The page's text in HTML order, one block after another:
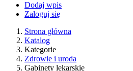
Dodaj wpis
Zaloguj się
Strona główna
Katalog
Kategorie
Zdrowie i uroda
Gabinety lekarskie